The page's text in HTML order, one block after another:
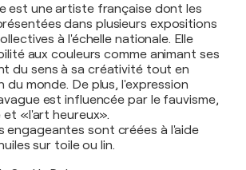
est une artiste française dont les
dans plusieurs expositions
à l'échelle nationale. Elle
aux couleurs comme animant ses
du sens à sa créativité tout en
du monde. De plus, l'expression
est influencée par le fauvisme,
et «l'art heureux».
engageantes sont créées à l'aide
sur toile ou lin.